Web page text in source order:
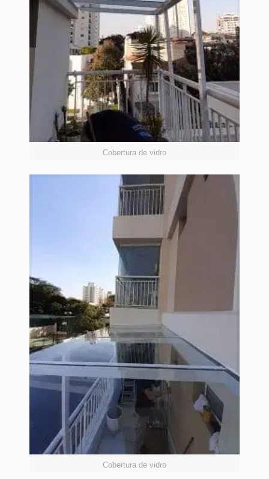
Cobertura de vidro
Cobertura de vidro